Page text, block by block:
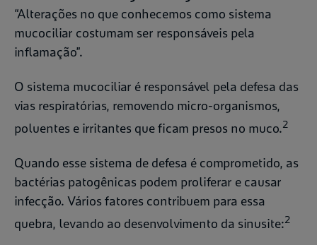
“Alterações no que conhecemos como sistema
mucociliar costumam ser responsáveis pela
inflamação”.
O sistema mucociliar é responsável pela defesa das
vias respiratórias, removendo micro-organismos,
poluentes e irritantes que ficam presos no muco.2
Quando esse sistema de defesa é comprometido, as
bactérias patogênicas podem proliferar e causar
infecção. Vários fatores contribuem para essa
quebra, levando ao desenvolvimento da sinusite:2